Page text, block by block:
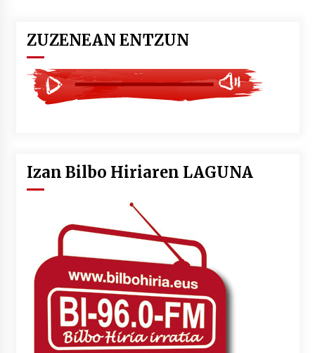
ZUZENEAN ENTZUN
Izan Bilbo Hiriaren LAGUNA